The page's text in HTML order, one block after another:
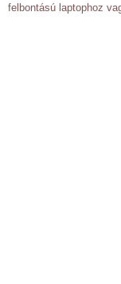
felbontású laptophoz